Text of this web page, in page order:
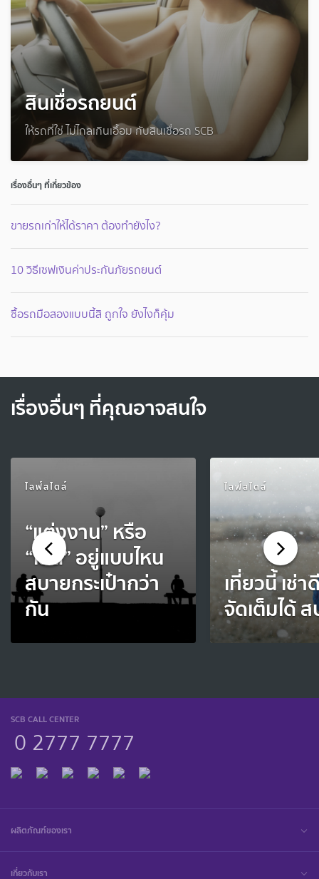
สินเชื่อรถยนต์
ให้รถที่ใช่ ไม่ไกลเกินเอื้อม กับสินเชื่อรถ SCB
เรื่องอื่นๆ ที่เกี่ยวข้อง
ขายรถเก่าให้ได้ราคา ต้องทำยังไง?
10 วิธีเซฟเงินค่าประกันภัยรถยนต์
ซื้อรถมือสองแบบนี้สิ ถูกใจ ยังไงก็คุ้ม
เรื่องอื่นๆ ที่คุณอาจสนใจ
ไลฟ์สไตล์
“แต่งงาน” หรือ
“โสด” อยู่แบบไหน
สบายกระเป๋ากว่า
กัน
ไลฟ์สไตล์
เที่ยวนี้ เช่
จัดเต็มได้
SCB CALL CENTER
0 2777 7777
ผลิตภัณฑ์ของเรา
เกี่ยวกับเรา